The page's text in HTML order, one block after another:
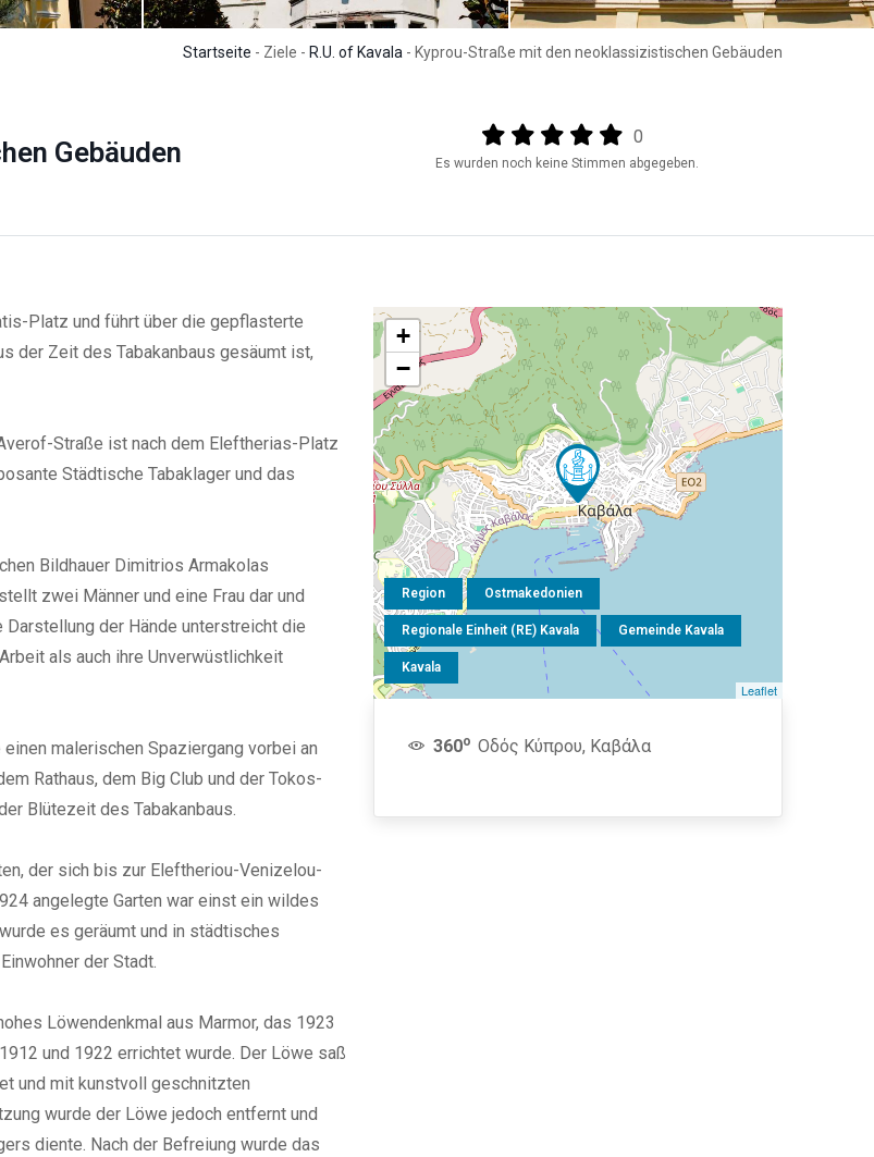
Startseite - Ziele - R.U. of Kavala - Kyprou-Straße mit den neoklassizistischen Gebäuden
Gebäuden
Output format
(star)(star)(star)(star)(star)
0
Es wurden noch keine Stimmen abgegeben.
Platz und führt über die gepflasterte
der Zeit des Tabakanbaus gesäumt ist,
Straße ist nach dem Eleftherias-Platz
Städtische Tabaklager und das
Bildhauer Dimitrios Armakolas
zwei Männer und eine Frau dar und
der Hände unterstreicht die
als auch ihre Unverwüstlichkeit
malerischen Spaziergang vorbei an
Rathaus, dem Big Club und der Tokos-
Blütezeit des Tabakanbaus.
der sich bis zur Eleftheriou-Venizelou-
angelegte Garten war einst ein wildes
es geräumt und in städtisches
der Stadt.
Löwendenkmal aus Marmor, das 1923
und 1922 errichtet wurde. Der Löwe saß
und mit kunstvoll geschnitzten
wurde der Löwe jedoch entfernt und
diente. Nach der Befreiung wurde das
Region Ostmakedonien
Regionale Einheit (RE) Kavala Gemeinde Kavala
Kavala
+
−
Leaflet
360o Οδός Κύπρου, Καβάλα